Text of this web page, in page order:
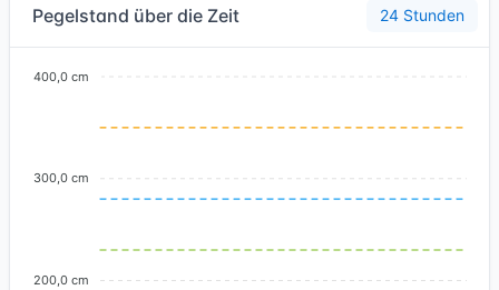
Pegelstand über die Zeit 24 Stunden
400,0 cm
300,0 cm
200,0 cm